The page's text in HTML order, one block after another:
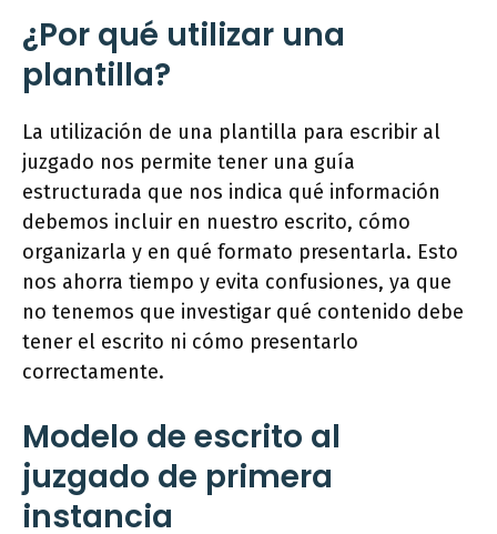
¿Por qué utilizar una
plantilla?
La utilización de una plantilla para escribir al
juzgado nos permite tener una guía
estructurada que nos indica qué información
debemos incluir en nuestro escrito, cómo
organizarla y en qué formato presentarla. Esto
nos ahorra tiempo y evita confusiones, ya que
no tenemos que investigar qué contenido debe
tener el escrito ni cómo presentarlo
correctamente.
Modelo de escrito al
juzgado de primera
instancia